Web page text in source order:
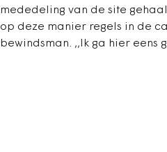
mededeling van de site
op deze manier regels in de
bewindsman. ,,Ik ga hier eens